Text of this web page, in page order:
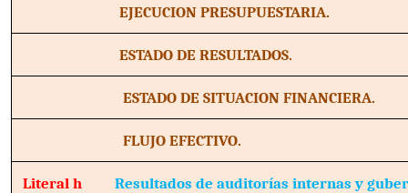
EJECUCION PRESUPUESTARIA.
ESTADO DE RESULTADOS.
ESTADO DE SITUACION FINANCIERA.
FLUJO EFECTIVO.
Literal hResultados de auditorías internas y